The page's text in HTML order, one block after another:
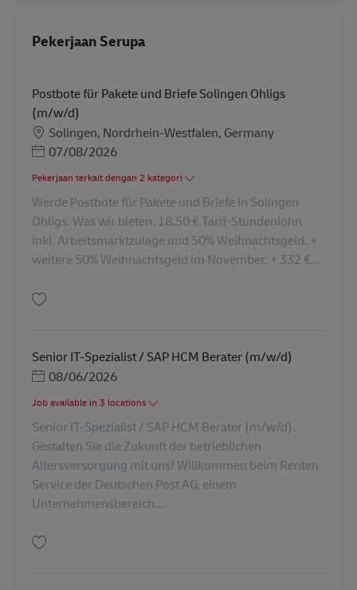
Pekerjaan Serupa
Postbote für Pakete und Briefe Solingen Ohligs
(m/w/d)
LokasiSolingen, Nordrhein-Westfalen, Germany
Posted Date
07/08/2026
Pekerjaan terkait dengan 2 kategori
Werde Postbote für Pakete und Briefe in Solingen
Ohligs. Was wir bieten. 18,50 € Tarif-Stundenlohn
inkl. Arbeitsmarktzulage und 50% Weihnachtsgeld. +
weitere 50% Weihnachtsgeld im November. + 332 €...
Senior IT-Spezialist / SAP HCM Berater (m/w/d)
Posted Date
08/06/2026
Job available in 3 locations
Senior IT-Spezialist / SAP HCM Berater (m/w/d).
Gestalten Sie die Zukunft der betrieblichen
Altersversorgung mit uns! Willkommen beim Renten
Service der Deutschen Post AG, einem
Unternehmensbereich...